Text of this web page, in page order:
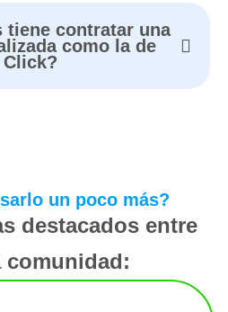
tiene contratar una
como la de
un poco más?
destacados entre
comunidad: